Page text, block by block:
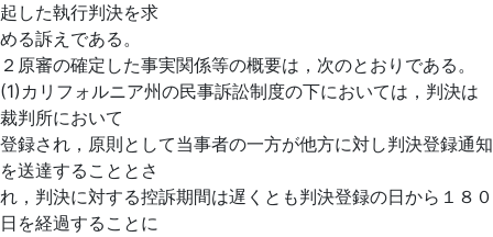
起した執行判決を求
める訴えである。
２原審の確定した事実関係等の概要は，次のとおりである。
(1)カリフォルニア州の民事訴訟制度の下においては，判決は
裁判所において
登録され，原則として当事者の一方が他方に対し判決登録通知
を送達することとさ
れ，判決に対する控訴期間は遅くとも判決登録の日から１８０
日を経過することに